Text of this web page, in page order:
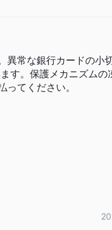
異常な銀行カードの小
す。保護メカニズムの
てください。